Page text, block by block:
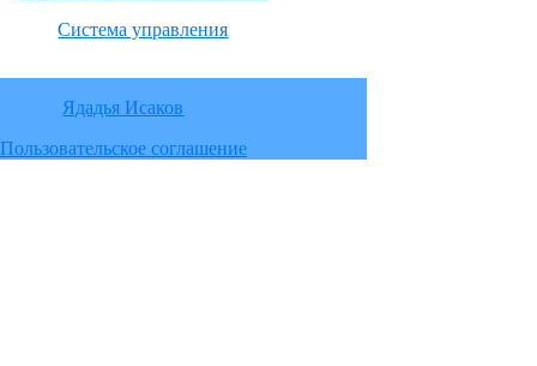
Система управления
Ядадья Исаков
Пользовательское соглашение